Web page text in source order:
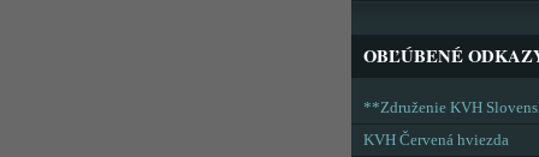
OBĽÚBENÉ
**Združenie KVH
KVH Červená hviezda